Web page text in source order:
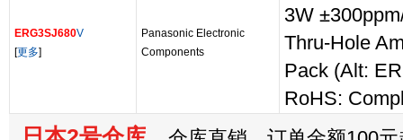
ERG3SJ680V
[更多]
Panasonic Electronic
Components
3W
Thru-Hole
Pack (Alt:
RoHS: